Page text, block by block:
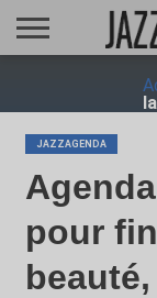
JAZZ
JAZZAGENDA
pour